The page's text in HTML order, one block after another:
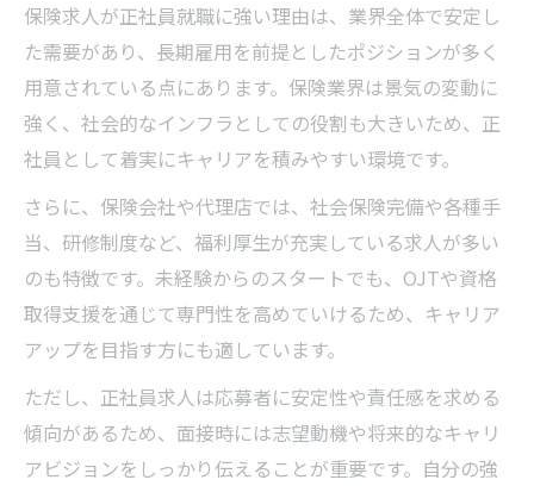
保険求人が正社員就職に強い理由は、業界全体で安定し
た需要があり、長期雇用を前提としたポジションが多く
用意されている点にあります。保険業界は景気の変動に
強く、社会的なインフラとしての役割も大きいため、正
社員として着実にキャリアを積みやすい環境です。
さらに、保険会社や代理店では、社会保険完備や各種手
当、研修制度など、福利厚生が充実している求人が多い
のも特徴です。未経験からのスタートでも、OJTや資格
取得支援を通じて専門性を高めていけるため、キャリア
アップを目指す方にも適しています。
ただし、正社員求人は応募者に安定性や責任感を求める
傾向があるため、面接時には志望動機や将来的なキャリ
アビジョンをしっかり伝えることが重要です。自分の強